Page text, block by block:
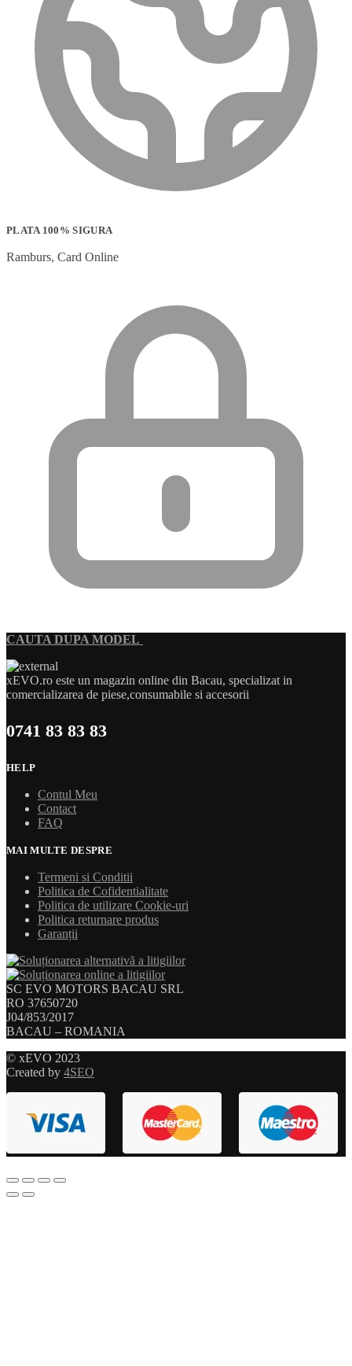
PLATA 100% SIGURA
Ramburs, Card Online
CAUTA DUPA MODEL
xEVO.ro este un magazin online din Bacau, specializat in
comercializarea de piese,consumabile si accesorii
0741 83 83 83
HELP
Contul Meu
Contact
FAQ
MAI MULTE DESPRE
Termeni si Conditii
Politica de Cofidentialitate
Politica de utilizare Cookie-uri
Politica returnare produs
Garanții
SC EVO MOTORS BACAU SRL
RO 37650720
J04/853/2017
BACAU – ROMANIA
© xEVO 2023
Created by 4SEO